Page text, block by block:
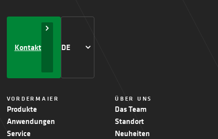
Kontakt DE
VORDERMAIER
Produkte
Anwendungen
Service
ÜBER UNS
Das Team
Standort
Neuheiten